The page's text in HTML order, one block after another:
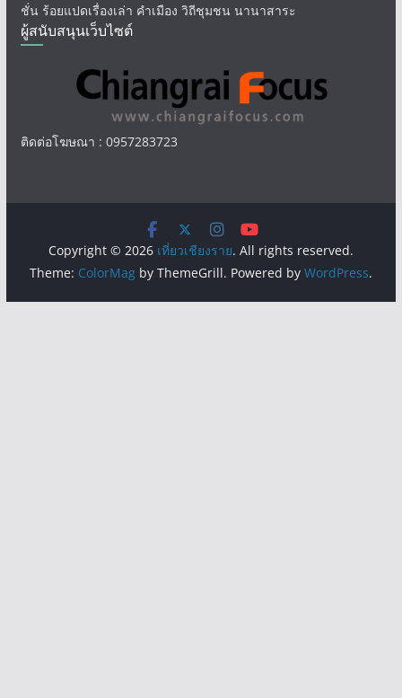
ชั่น ร้อยแปดเรื่องเล่า คำเมือง วิถีชุมชน นานาสาระ
ผู้สนับสนุนเว็บไซต์
ติดต่อโฆษณา : 0957283723
Copyright © 2026 เที่ยวเชียงราย. All rights reserved.
Theme: ColorMagby ThemeGrill. Powered by WordPress.